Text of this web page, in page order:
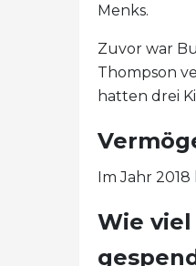
Menks.
Zuvor war
Thompson
hatten drei
Im Jahr
Wie